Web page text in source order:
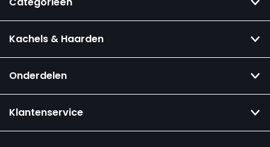
Kachels & Haarden
Onderdelen
Klantenservice